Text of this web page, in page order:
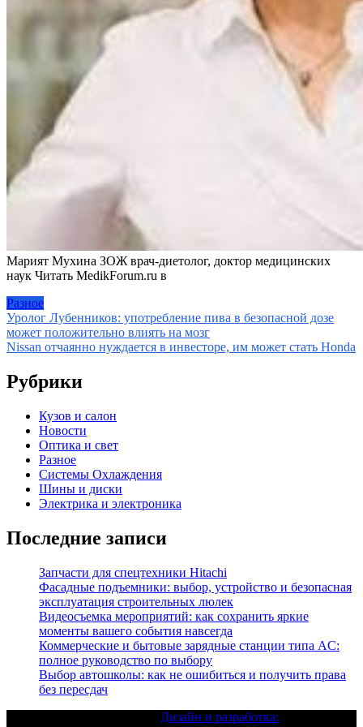
Марият Мухина ЗОЖ врач-диетолог, доктор медицинских
наук Читать MedikForum.ru в
Разное
Навигация
по
Уролог Лубенников: употребление пива в безопасной дозе
может положительно влиять на мозг
Nissan отчаянно нуждается в инвесторе, им может стать Honda
Рубрики
Кузов и салон
Новости
Оптика и свет
Разное
Системы Охлаждения
Шины и диски
Электрика и электроника
Последние записи
Запчасти для спецтехники Hitachi
Фасадные подъемники: выбор, устройство и безопасная
эксплуатация строительных люлек
Видеосъемка мероприятий: как сохранить яркие
моменты вашего события навсегда
Коммерческие и бытовые зарядные станции типа AC:
полное руководство по выбору
Выбор автошколы: как не ошибиться и получить права
без пересдач
Дизайн и разработка: